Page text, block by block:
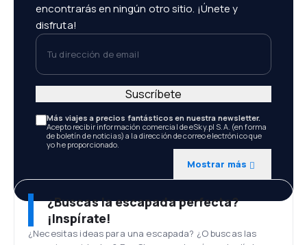
encontrarás en ningún otro sitio. ¡Únete y
disfruta!
Tu dirección de email
Más viajes a precios fantásticos en nuestra newsletter.
Acepto recibir información comercial de eSky.pl S.A. (en forma
de boletín de noticias) a la dirección de correo electrónico que
yo he proporcionado.
Mostrar más
Suscríbete
¿Buscas la escapada perfecta?
¡Inspírate!
¿Necesitas ideas para una escapada? ¿O buscas las